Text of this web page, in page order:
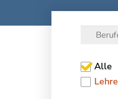
Alle
Lehre